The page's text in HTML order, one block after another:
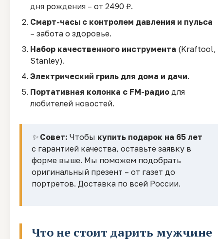
дня рождения – от 2490 ₽.
Смарт-часы с контролем давления и пульса
– забота о здоровье.
Набор качественного инструмента (Kraftool,
Stanley).
Электрический гриль для дома и дачи.
Портативная колонка с FM-радио для
любителей новостей.
✨ Совет: Чтобы купить подарок на 65 лет
с гарантией качества, оставьте заявку в
форме выше. Мы поможем подобрать
оригинальный презент – от газет до
портретов. Доставка по всей России.
Что не стоит дарить мужчине